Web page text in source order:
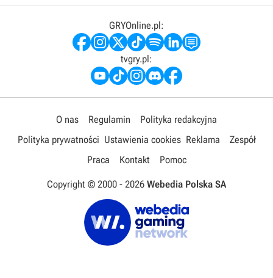
GRYOnline.pl:
tvgry.pl:
O nas Regulamin
Polityka redakcyjna
Polityka prywatności Ustawienia cookies Reklama
Zespół
Praca
Kontakt Pomoc
Copyright © 2000 - 2026 Webedia Polska SA